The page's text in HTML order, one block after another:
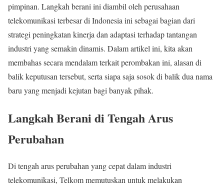
pimpinan. Langkah berani ini diambil oleh perusahaan
telekomunikasi terbesar di Indonesia ini sebagai bagian dari
strategi peningkatan kinerja dan adaptasi terhadap tantangan
industri yang semakin dinamis. Dalam artikel ini, kita akan
membahas secara mendalam terkait perombakan ini, alasan di
balik keputusan tersebut, serta siapa saja sosok di balik dua nama
baru yang menjadi kejutan bagi banyak pihak.
Langkah Berani di Tengah Arus
Perubahan
Di tengah arus perubahan yang cepat dalam industri
telekomunikasi, Telkom memutuskan untuk melakukan